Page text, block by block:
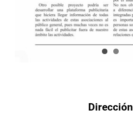
Dirección